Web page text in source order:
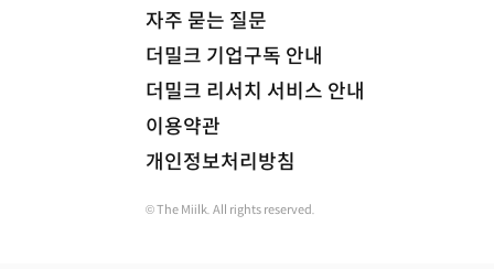
자주 묻는 질문
더밀크 기업구독 안내
더밀크 리서치 서비스 안내
이용약관
개인정보처리방침
© The Miilk. All rights reserved.